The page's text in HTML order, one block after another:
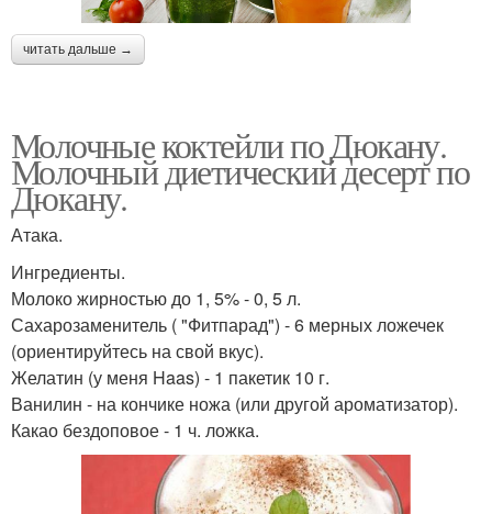
читать дальше →
Молочные коктейли по Дюкану.
Молочный диетический десерт по
Дюкану.
Атака.
Ингредиенты.
Молоко жирностью до 1, 5% - 0, 5 л.
Сахарозаменитель ( "Фитпарад") - 6 мерных ложечек
(ориентируйтесь на свой вкус).
Желатин (у меня Haas) - 1 пакетик 10 г.
Ванилин - на кончике ножа (или другой ароматизатор).
Какао бездоповое - 1 ч. ложка.